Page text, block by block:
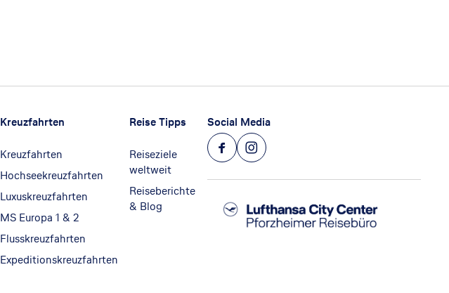
Kreuzfahrten
Kreuzfahrten
Hochseekreuzfahrten
Luxuskreuzfahrten
MS Europa 1 & 2
Flusskreuzfahrten
Expeditionskreuzfahrten
Reise Tipps
Reiseziele
weltweit
Reiseberichte
& Blog
Social Media